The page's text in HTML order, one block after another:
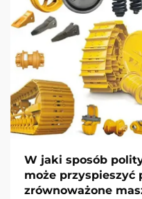
W jaki sposób
może przyspieszyć
zrównoważone